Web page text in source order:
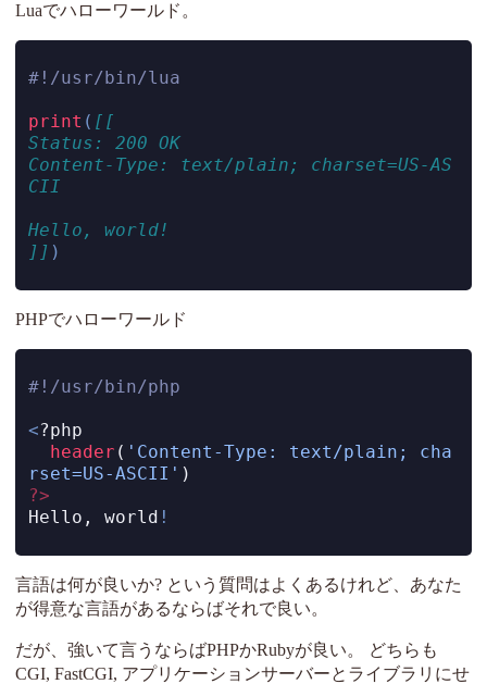
Luaでハローワールド。
#!/usr/bin/lua
print ( [[
Status: 200 OK
Content-Type: text/plain; charset=US-AS
CII
Hello, world!
]] )
PHPでハローワールド
#!/usr/bin/php
<?php
header ( 'Content-Type: text/plain; cha
rset=US-ASCII' )
?>
Hello , world !
言語は何が良いか? という質問はよくあるけれど、あなた
が得意な言語があるならばそれで良い。
だが、強いて言うならばPHPかRubyが良い。 どちらも
CGI, FastCGI, アプリケーションサーバーとライブラリにせ